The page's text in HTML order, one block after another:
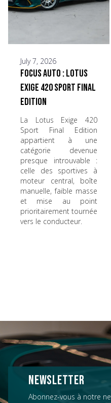
July 7, 2026
Focus Auto : Lotus
Exige 420 Sport Final
Edition
La Lotus Exige 420
Sport Final Edition
appartient à une
catégorie devenue
presque introuvable :
celle des sportives à
moteur central, boîte
manuelle, faible masse
et mise au point
prioritairement tournée
vers le conducteur.
NEWSLETTER
Abonnez-vous à notre